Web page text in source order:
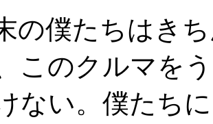
の僕たちはき
このクルマを
ない。僕たち